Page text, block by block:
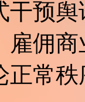
干预
雇佣
正常